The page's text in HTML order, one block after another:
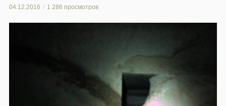
04.12.2016 1 286 просмотров